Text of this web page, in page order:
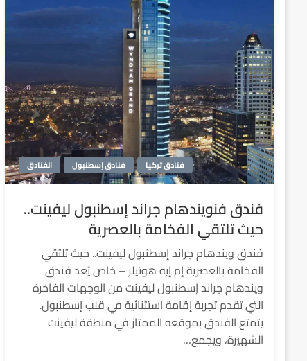
الفنادق فنادق إسطنبول فنادق تركيا
فندق فنويندهام جراند إسطنبول ليفينت..
حيث تلتقي الفخامة بالعصرية
فندق ويندهام جراند إسطنبول ليفينت.. حيث تلتقي
الفخامة بالعصرية إم إيه هوتيلز – خاص يُعد فندق
ويندهام جراند إسطنبول ليفينت من الوجهات الفاخرة
التي تقدم تجربة إقامة استثنائية في قلب إسطنبول.
يتمتع الفندق بموقعه الممتاز في منطقة ليفينت
الشهيرة، ويجمع…